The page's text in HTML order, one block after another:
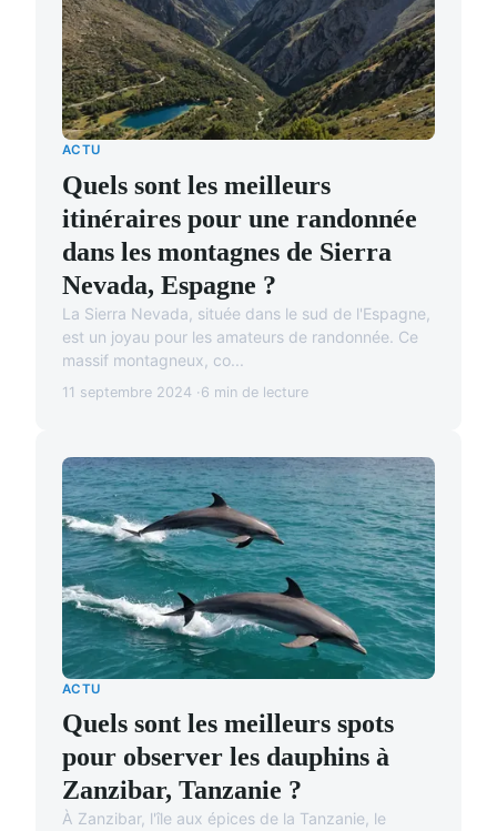
ACTU
Quels sont les meilleurs
itinéraires pour une randonnée
dans les montagnes de Sierra
Nevada, Espagne ?
La Sierra Nevada, située dans le sud de l'Espagne,
est un joyau pour les amateurs de randonnée. Ce
massif montagneux, co...
11 septembre 2024 6 min de lecture
ACTU
Quels sont les meilleurs spots
pour observer les dauphins à
Zanzibar, Tanzanie ?
À Zanzibar, l'île aux épices de la Tanzanie, le